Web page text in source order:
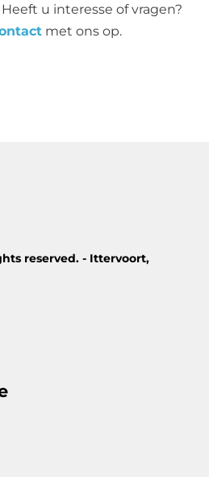
u interesse of vragen?
met ons op.
reserved. - Ittervoort,